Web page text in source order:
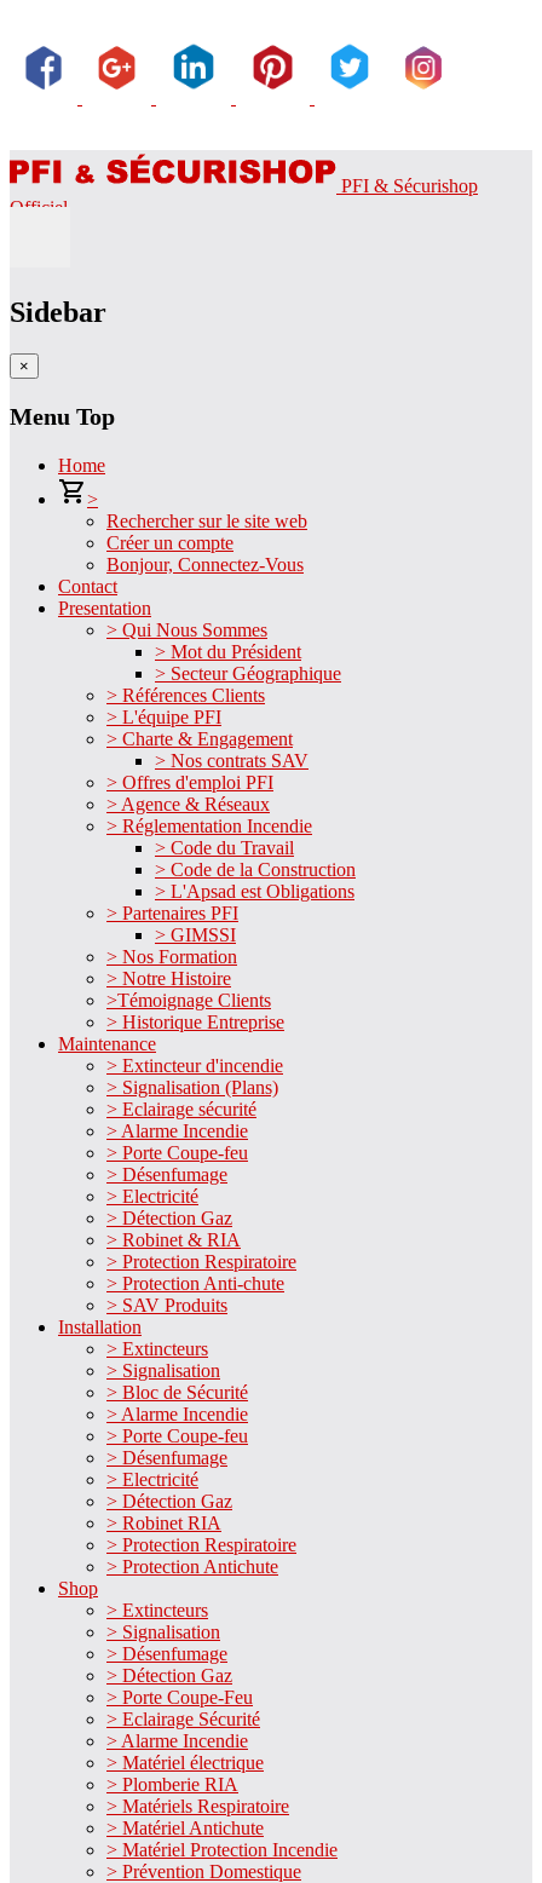
PFI & Sécurishop
Officiel
Sidebar
×
Menu Top
Home
>
Rechercher sur le site web
Créer un compte
Bonjour, Connectez-Vous
Contact
Presentation
> Qui Nous Sommes
> Mot du Président
> Secteur Géographique
> Références Clients
> L'équipe PFI
> Charte & Engagement
> Nos contrats SAV
> Offres d'emploi PFI
> Agence & Réseaux
> Réglementation Incendie
> Code du Travail
> Code de la Construction
> L'Apsad est Obligations
> Partenaires PFI
> GIMSSI
> Nos Formation
> Notre Histoire
>Témoignage Clients
> Historique Entreprise
Maintenance
> Extincteur d'incendie
> Signalisation (Plans)
> Eclairage sécurité
> Alarme Incendie
> Porte Coupe-feu
> Désenfumage
> Electricité
> Détection Gaz
> Robinet & RIA
> Protection Respiratoire
> Protection Anti-chute
> SAV Produits
Installation
> Extincteurs
> Signalisation
> Bloc de Sécurité
> Alarme Incendie
> Porte Coupe-feu
> Désenfumage
> Electricité
> Détection Gaz
> Robinet RIA
> Protection Respiratoire
> Protection Antichute
Shop
> Extincteurs
> Signalisation
> Désenfumage
> Détection Gaz
> Porte Coupe-Feu
> Eclairage Sécurité
> Alarme Incendie
> Matériel électrique
> Plomberie RIA
> Matériels Respiratoire
> Matériel Antichute
> Matériel Protection Incendie
> Prévention Domestique